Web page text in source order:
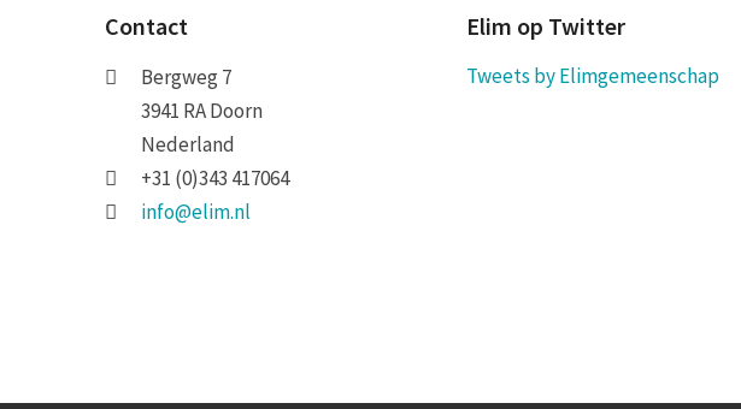
Contact
Bergweg 7
3941 RA Doorn
Nederland
+31 (0)343 417064
info@elim.nl
Elim op Twitter
Tweets by Elimgemeenschap